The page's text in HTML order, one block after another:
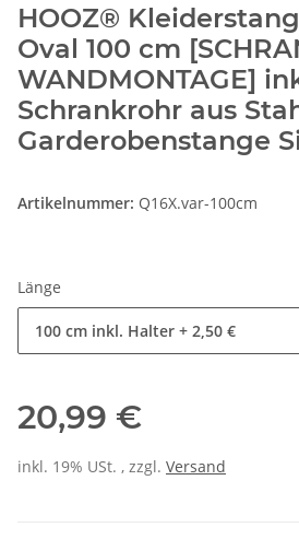
HOOZ®
Oval 100 cm
WANDMONTAGE]
Schrankrohr aus
Garderobenstange
Artikelnummer: Q16X.var-100cm
Länge
100 cm inkl. Halter + 2,50 €
20,99 €
inkl. 19% USt. , zzgl. Versand